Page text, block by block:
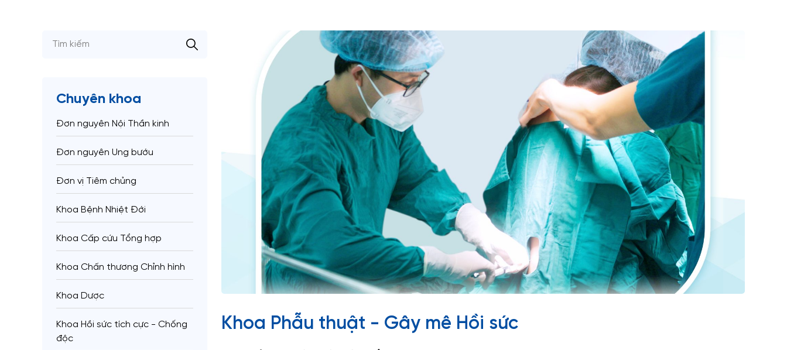
Chuyên khoa
Đơn nguyên Nội Thần kinh
Đơn nguyên Ung bướu
Đơn vị Tiêm chủng
Khoa Bệnh Nhiệt Đới
Khoa Cấp cứu Tổng hợp
Khoa Chấn thương Chỉnh hình
Khoa Dược
Khoa Hồi sức tích cực - Chống
độc
Khoa Phẫu thuật - Gây mê Hồi sức